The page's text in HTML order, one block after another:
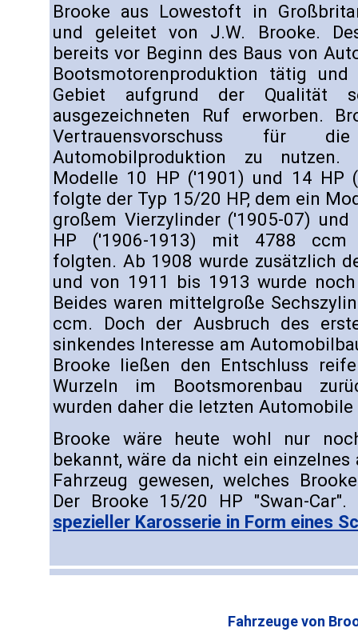
Brooke aus Lowestoft in
und geleitet von J.W. Brooke.
bereits vor Beginn des Baus von
Bootsmotorenproduktion tätig
Gebiet aufgrund der Qualität
ausgezeichneten Ruf erworben.
Vertrauensvorschuss für
Automobilproduktion zu
Modelle 10 HP ('1901) und 14 HP
folgte der Typ 15/20 HP, dem ein
großem Vierzylinder ('1905-07)
HP ('1906-1913) mit 4788 ccm
folgten. Ab 1908 wurde zusätzlich
und von 1911 bis 1913 wurde
Beides waren mittelgroße
ccm. Doch der Ausbruch des
sinkendes Interesse am
Brooke ließen den Entschluss
Wurzeln im Bootsmorenbau
wurden daher die letzten
Brooke wäre heute wohl nur
bekannt, wäre da nicht ein
Fahrzeug gewesen, welches
Der Brooke 15/20 HP "Swan-
spezieller Karosserie in Form eines
Fahrzeuge von